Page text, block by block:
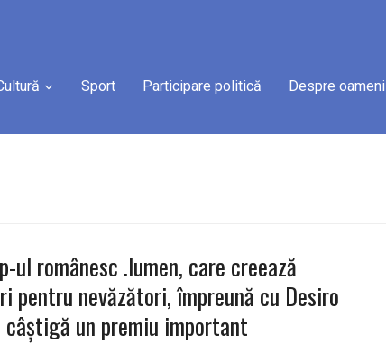
Sport Participare politică Despre oameni
ul românesc .lumen, care creează
pentru nevăzători, împreună cu Desiro
câștigă un premiu important